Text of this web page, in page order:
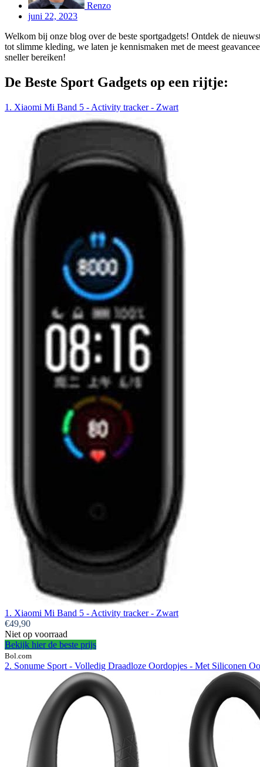
Renzo
juni 22, 2023
Welkom bij onze blog over de beste sportgadgets! Ontdek de
tot slimme kleding, we laten je kennismaken met de meest
sneller bereiken!
De Beste Sport Gadgets op een rijtje:
1. Xiaomi Mi Band 5 - Activity tracker - Zwart
1. Xiaomi Mi Band 5 - Activity tracker - Zwart
€49,90
Niet op voorraad
Bekijk hier de beste prijs
Bol.com
2. Sonume Sport - Volledig Draadloze Oordopjes - Met Siliconen